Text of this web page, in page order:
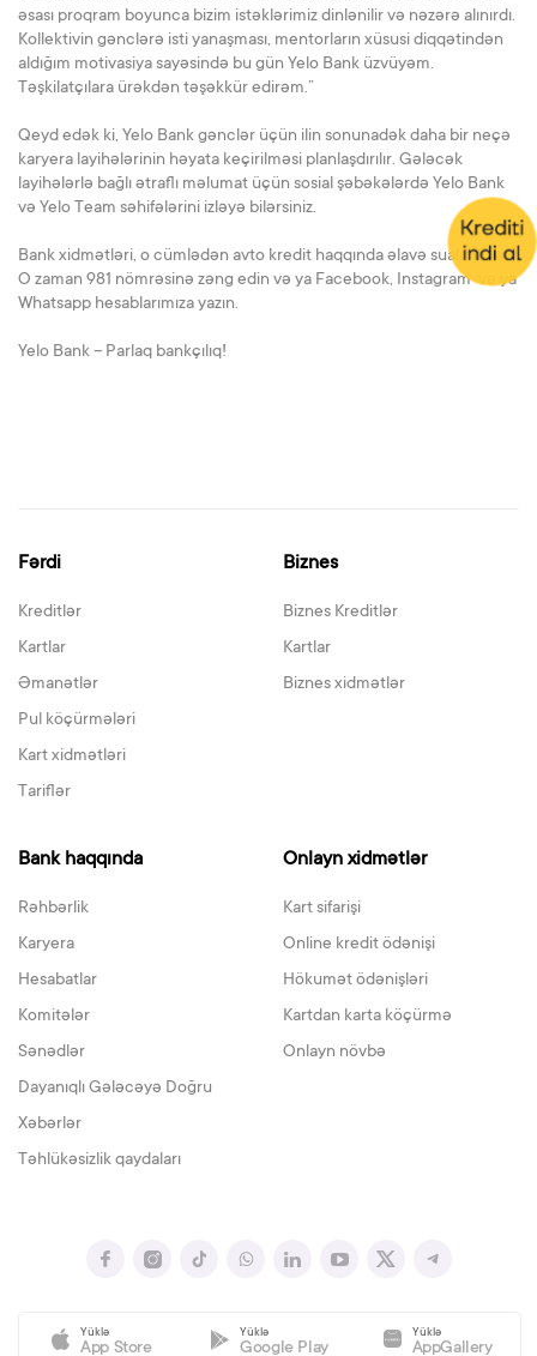
əsası proqram boyunca bizim istəklərimiz dinlənilir və nəzərə alınırdı.
Kollektivin gənclərə isti yanaşması, mentorların xüsusi diqqətindən
aldığım motivasiya sayəsində bu gün Yelo Bank üzvüyəm.
Təşkilatçılara ürəkdən təşəkkür edirəm.”
Qeyd edək ki, Yelo Bank gənclər üçün ilin sonunadək daha bir neçə
karyera layihələrinin həyata keçirilməsi planlaşdırılır. Gələcək
layihələrlə bağlı ətraflı məlumat üçün sosial şəbəkələrdə Yelo Bank
və Yelo Team səhifələrini izləyə bilərsiniz.
Bank xidmətləri, o cümlədən avto kredit haqqında əlavə sualınız var?
O zaman 981 nömrəsinə zəng edin və ya Facebook, Instagram və ya
Whatsapp hesablarımıza yazın.
Yelo Bank – Parlaq bankçılıq!
Fərdi
Kreditlər
Kartlar
Əmanətlər
Pul köçürmələri
Kart xidmətləri
Tariflər
Biznes
Biznes Kreditlər
Kartlar
Biznes xidmətlər
Bank haqqında
Rəhbərlik
Karyera
Hesabatlar
Komitələr
Sənədlər
Dayanıqlı Gələcəyə Doğru
Xəbərlər
Təhlükəsizlik qaydaları
Onlayn xidmətlər
Kart sifarişi
Online kredit ödənişi
Hökumət ödənişləri
Kartdan karta köçürmə
Onlayn növbə
Yüklə
App Store
Yüklə
Google Play
Yüklə
AppGallery